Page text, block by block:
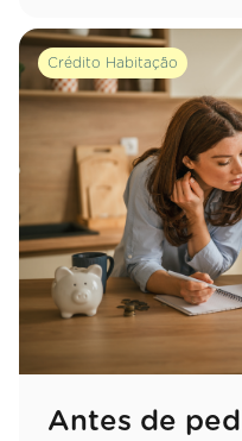
Crédito Habitação
Antes de